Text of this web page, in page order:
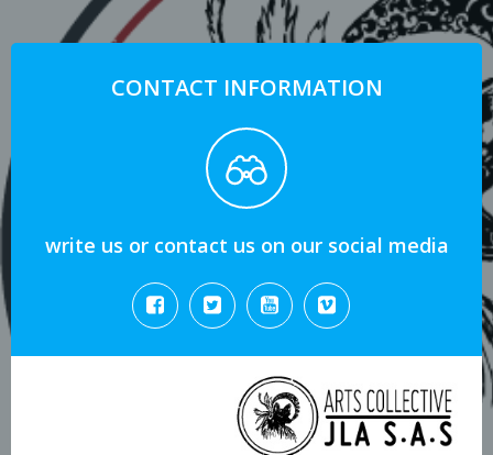
CONTACT INFORMATION
write us or contact us on our social media